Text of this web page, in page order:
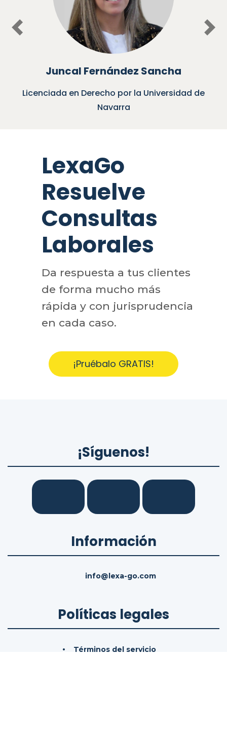
Juncal Fernández Sancha
Licenciada en Derecho por la Universidad de
Navarra
Previous
LexaGo
Resuelve
Consultas
Laborales
Da respuesta a tus clientes
de forma mucho más
rápida y con jurisprudencia
en cada caso.
¡Pruébalo GRATIS!
¡Síguenos!
Información
info@lexa-go.com
Políticas legales
Términos del servicio